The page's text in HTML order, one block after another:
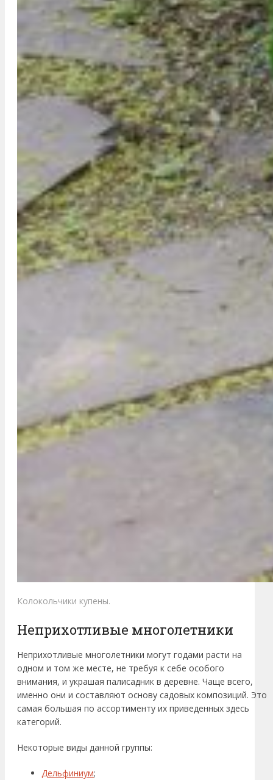
Колокольчики купены.
Неприхотливые многолетники
Неприхотливые многолетники могут годами расти на
одном и том же месте, не требуя к себе особого
внимания, и украшая палисадник в деревне. Чаще всего,
именно они и составляют основу садовых композиций. Это
самая большая по ассортименту их приведенных здесь
категорий.
Некоторые виды данной группы:
Дельфиниум;